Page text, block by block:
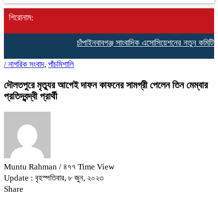
শিরোনাম:
চাঁপাইনবাবগঞ্জ সাংবাদিক এসোসিয়েশনের নতুন কমিটির
/ নাগরিক সংবাদ, পাঁচমিশালি
দৌলতপুরে মৃত্যুর আগেই দাফন কাফনের সামগ্রী পেলেন তিন মেম্বার
প্রতিদ্বন্দ্বী প্রার্থী
Muntu Rahman / ৪৭৭ Time View
Update : বৃহস্পতিবার, ৮ জুন, ২০২৩
Share